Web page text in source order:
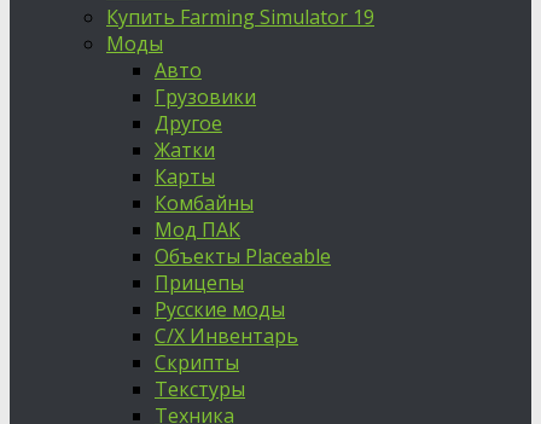
Купить Farming Simulator 19
Моды
Авто
Грузовики
Другое
Жатки
Карты
Комбайны
Мод ПАК
Объекты Placeable
Прицепы
Русские моды
С/Х Инвентарь
Скрипты
Текстуры
Техника